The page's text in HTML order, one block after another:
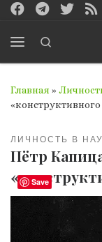
Перейти к
Главная »
«конструктивного
ЛИЧНОСТЬ В
Пётр
Save